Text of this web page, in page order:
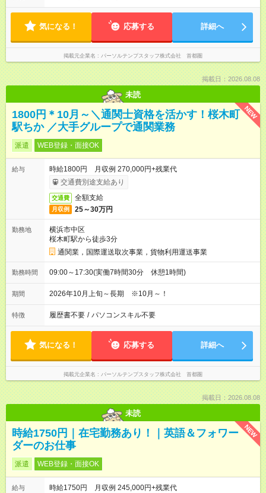
気になる！ 応募する 詳細へ
掲載元企業名 パーソルテンプスタッフ株式会社 首都圏
掲載日：2026.08.08
未読
NEW
1800円＊10月～＼通関士資格を活かす！桜木町
駅ちか ／大手グループで通関業務
派遣 WEB登録・面接OK
給与
時給1800円 月収例 270,000円+残業代
交通費別途支給あり
交通費 全額支給
月収例 25～30万円
勤務地
横浜市中区
桜木町駅から徒歩3分
通関業，国際運送取次事業，貨物利用運送事業
勤務時間 09:00～17:30(実働7時間30分 休憩1時間)
期間 2026年10月上旬～長期 ※10月～！
特徴 履歴書不要 / パソコンスキル不要
気になる！ 応募する 詳細へ
掲載元企業名 パーソルテンプスタッフ株式会社 首都圏
掲載日：2026.08.08
未読
NEW
時給1750円｜在宅勤務あり！｜英語＆フォワー
ダーのお仕事
派遣 WEB登録・面接OK
給与
時給1750円 月収例 245,000円+残業代